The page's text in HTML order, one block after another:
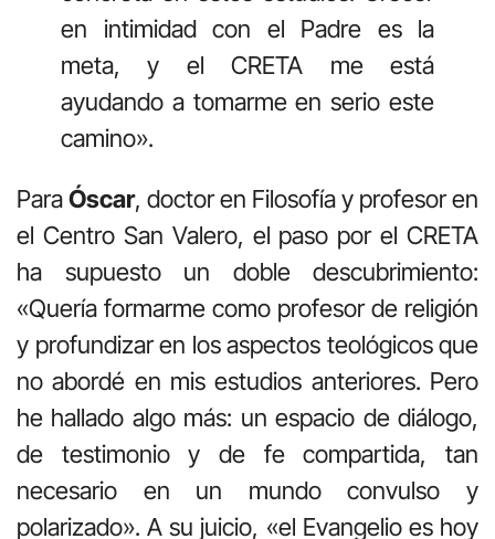
en intimidad con el Padre es la
meta, y el CRETA me está
ayudando a tomarme en serio este
camino».
ParaÓscar, doctor en Filosofía y profesor en
el Centro San Valero, el paso por el CRETA
ha supuesto un doble descubrimiento:
«Quería formarme como profesor de religión
y profundizar en los aspectos teológicos que
no abordé en mis estudios anteriores. Pero
he hallado algo más: un espacio de diálogo,
de testimonio y de fe compartida, tan
necesario en un mundo convulso y
polarizado». A su juicio, «el Evangelio es hoy